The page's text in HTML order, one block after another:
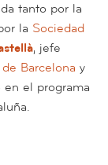
tanto por la
la Sociedad
, jefe
Barcelona y
el programa